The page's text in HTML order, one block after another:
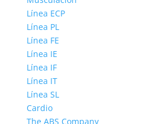
Línea ECP
Línea PL
Línea FE
Línea IE
Línea IF
Línea IT
Línea SL
Cardio
The ABS Company